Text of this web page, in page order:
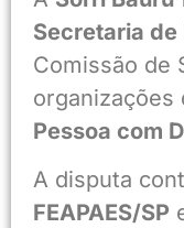
Secretaria de
Comissão de
organizações
Pessoa com
A disputa
FEAPAES/SP